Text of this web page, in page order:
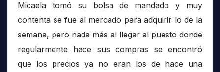
Micaela tomó su bolsa de mandado y muy
contenta se fue al mercado para adquirir lo de la
semana, pero nada más al llegar al puesto donde
regularmente hace sus compras se encontró
que los precios ya no eran los de hace una